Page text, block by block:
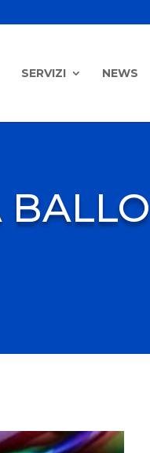
SERVIZI NEWS
BALLO